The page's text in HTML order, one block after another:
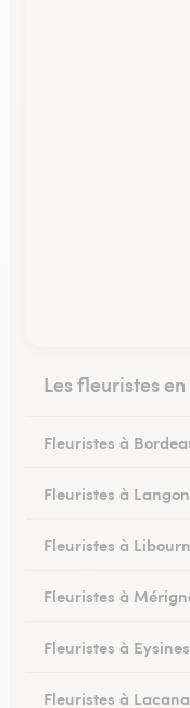
Les fleuristes
Fleuristes à
Fleuristes à Langon
Fleuristes à
Fleuristes à
Fleuristes à Eysines
Fleuristes à